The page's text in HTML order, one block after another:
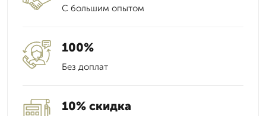
С большим опытом
100%
Без доплат
10% скидка